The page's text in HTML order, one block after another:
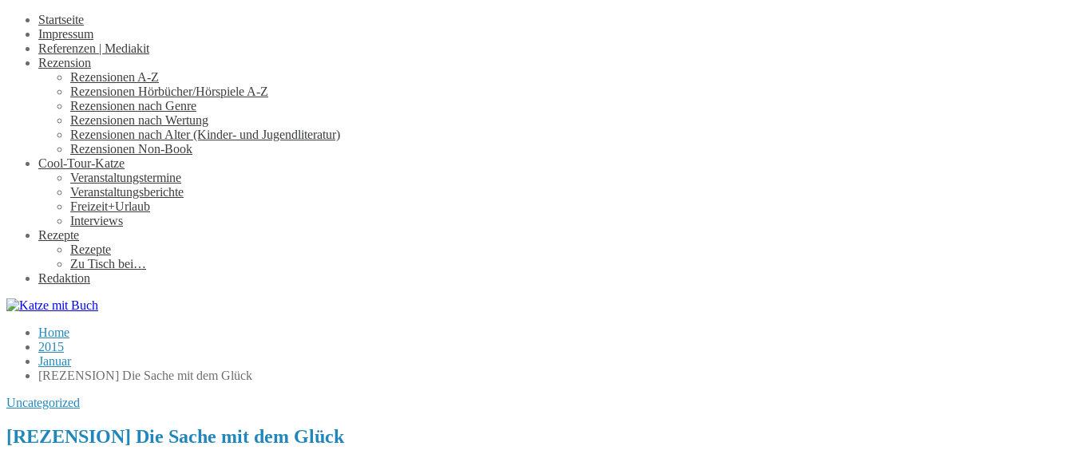
Startseite
Impressum
Referenzen | Mediakit
Rezension
Rezensionen A-Z
Rezensionen Hörbücher/Hörspiele A-Z
Rezensionen nach Genre
Rezensionen nach Wertung
Rezensionen nach Alter (Kinder- und Jugendliteratur)
Rezensionen Non-Book
Cool-Tour-Katze
Veranstaltungstermine
Veranstaltungsberichte
Freizeit+Urlaub
Interviews
Rezepte
Rezepte
Zu Tisch bei…
Redaktion
Home
2015
Januar
[REZENSION] Die Sache mit dem Glück
Uncategorized
[REZENSION] Die Sache mit dem Glück